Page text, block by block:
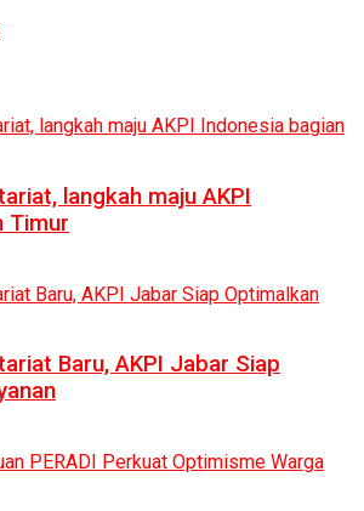
langkah maju AKPI
Timur
Baru, AKPI Jabar Siap